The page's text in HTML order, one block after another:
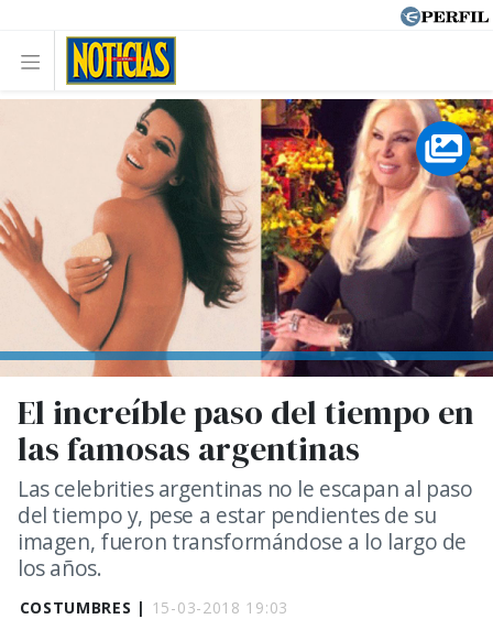
COSTUMBRES | 15-03-2018 19:03
El increíble paso del tiempo en
las famosas argentinas
Las celebrities argentinas no le escapan al paso
del tiempo y, pese a estar pendientes de su
imagen, fueron transformándose a lo largo de
los años.